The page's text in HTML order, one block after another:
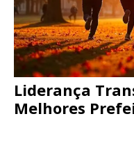
Liderança
Melhores